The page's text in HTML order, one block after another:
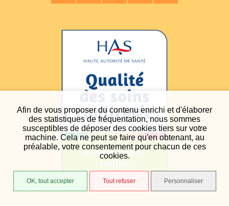
Afin de vous proposer du contenu enrichi et d'élaborer
des statistiques de fréquentation, nous sommes
susceptibles de déposer des cookies tiers sur votre
machine. Cela ne peut se faire qu'en obtenant, au
préalable, votre consentement pour chacun de ces
cookies.
OK, tout accepter Tout refuser Personnaliser